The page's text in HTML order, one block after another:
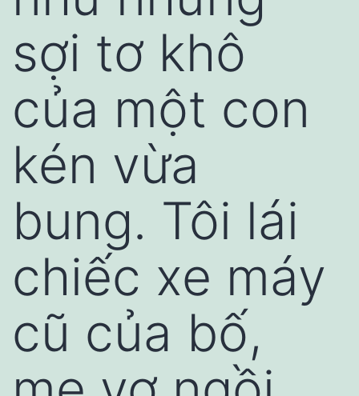
sợi tơ khô
của một con
kén vừa
bung. Tôi lái
chiếc xe máy
cũ của bố,